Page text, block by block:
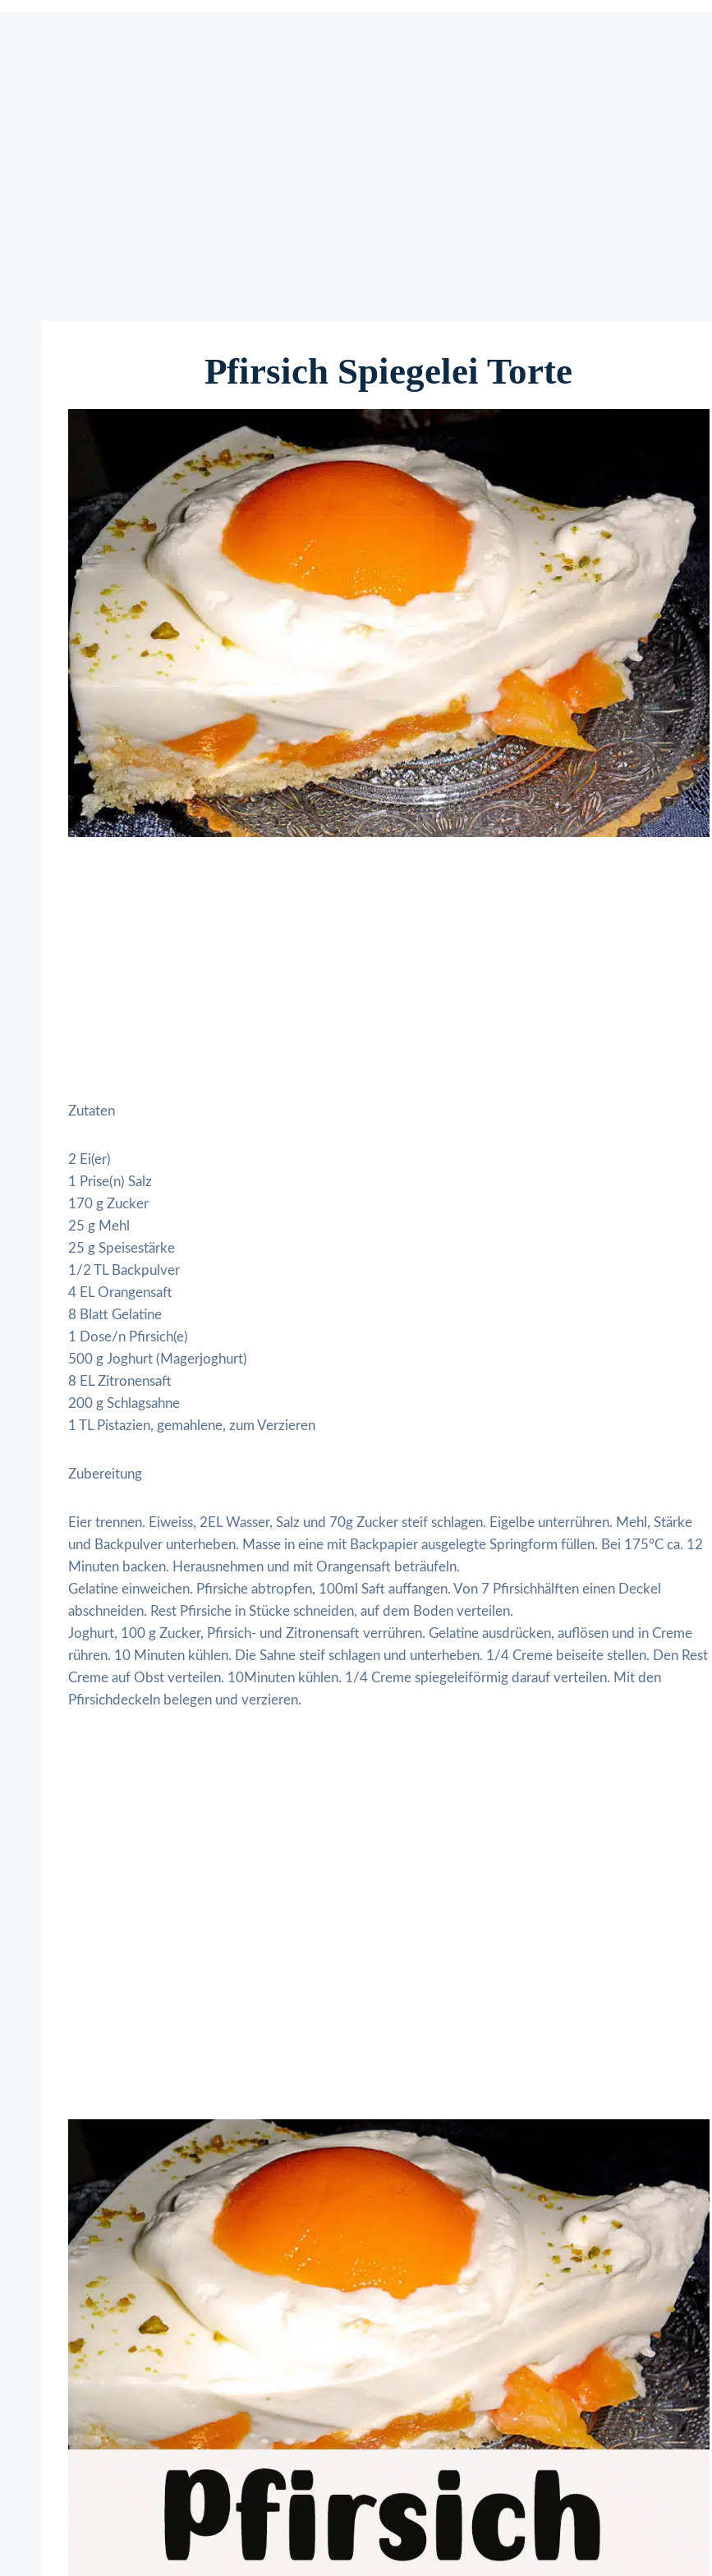
Pfirsich Spiegelei Torte
Zutaten
2 Ei(er)
1 Prise(n) Salz
170 g Zucker
25 g Mehl
25 g Speisestärke
1/2 TL Backpulver
4 EL Orangensaft
8 Blatt Gelatine
1 Dose/n Pfirsich(e)
500 g Joghurt (Magerjoghurt)
8 EL Zitronensaft
200 g Schlagsahne
1 TL Pistazien, gemahlene, zum Verzieren
Zubereitung
Eier trennen. Eiweiss, 2EL Wasser, Salz und 70g Zucker steif schlagen. Eigelbe unterrühren. Mehl, Stärke
und Backpulver unterheben. Masse in eine mit Backpapier ausgelegte Springform füllen. Bei 175°C ca. 12
Minuten backen. Herausnehmen und mit Orangensaft beträufeln.
Gelatine einweichen. Pfirsiche abtropfen, 100ml Saft auffangen. Von 7 Pfirsichhälften einen Deckel
abschneiden. Rest Pfirsiche in Stücke schneiden, auf dem Boden verteilen.
Joghurt, 100 g Zucker, Pfirsich- und Zitronensaft verrühren. Gelatine ausdrücken, auflösen und in Creme
rühren. 10 Minuten kühlen. Die Sahne steif schlagen und unterheben. 1/4 Creme beiseite stellen. Den Rest
Creme auf Obst verteilen. 10Minuten kühlen. 1/4 Creme spiegeleiförmig darauf verteilen. Mit den
Pfirsichdeckeln belegen und verzieren.